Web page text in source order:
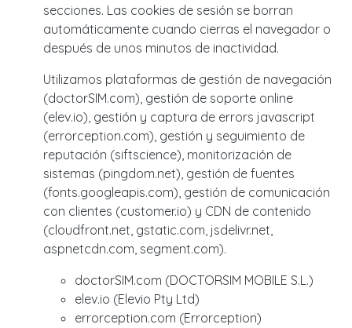
secciones. Las cookies de sesión se borran
automáticamente cuando cierras el navegador o
después de unos minutos de inactividad.
Utilizamos plataformas de gestión de navegación
(doctorSIM.com), gestión de soporte online
(elev.io), gestión y captura de errors javascript
(errorception.com), gestión y seguimiento de
reputación (siftscience), monitorización de
sistemas (pingdom.net), gestión de fuentes
(fonts.googleapis.com), gestión de comunicación
con clientes (customer.io) y CDN de contenido
(cloudfront.net, gstatic.com, jsdelivr.net,
aspnetcdn.com, segment.com).
doctorSIM.com (DOCTORSIM MOBILE S.L.)
elev.io (Elevio Pty Ltd)
errorception.com (Errorception)